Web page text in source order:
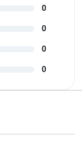
0
0
0
0